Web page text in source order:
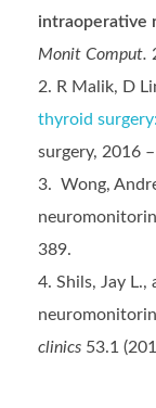
intraoperative
Monit Comput.
R Malik, D
thyroid
surgery, 2016
Wong,
389.
Shils, Jay L.,
clinics 53.1